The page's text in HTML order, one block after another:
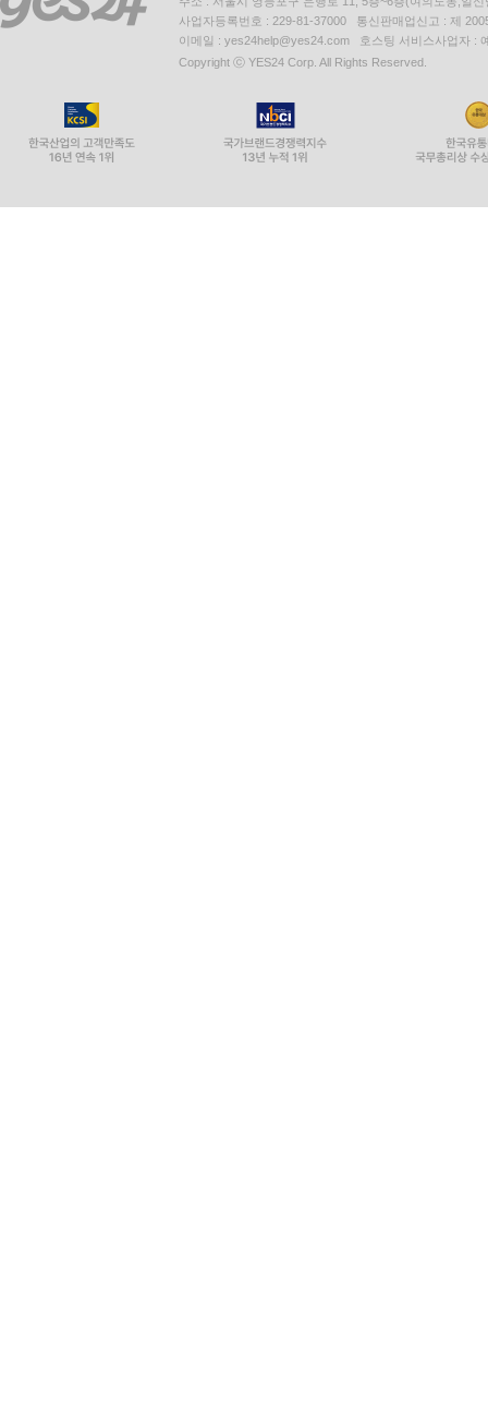
사업자등록번호 : 229-81-37000 통신판매업신고 : 제
이메일 : yes24help@yes24.com 호스팅 서비스사업자 :
Copyright ⓒ YES24 Corp. All Rights Reserved.